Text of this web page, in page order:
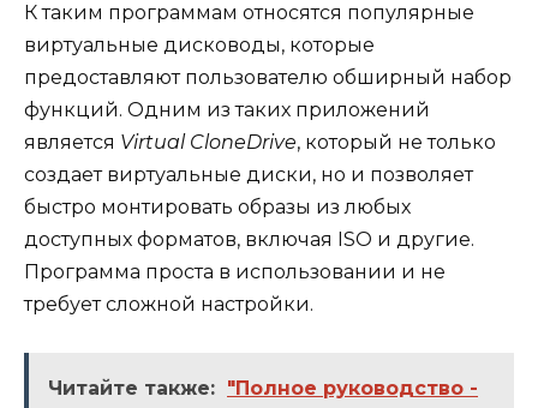
К таким программам относятся популярные
виртуальные дисководы, которые
предоставляют пользователю обширный набор
функций. Одним из таких приложений
является Virtual CloneDrive, который не только
создает виртуальные диски, но и позволяет
быстро монтировать образы из любых
доступных форматов, включая ISO и другие.
Программа проста в использовании и не
требует сложной настройки.
Читайте также: "Полное руководство -